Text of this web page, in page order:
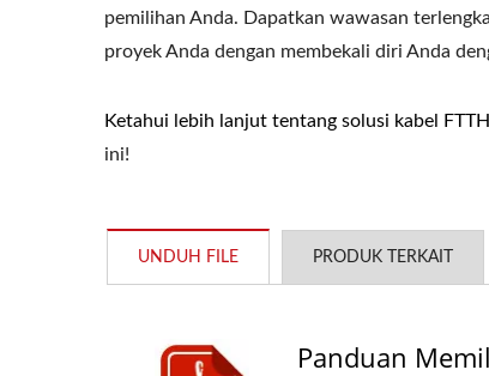
pemilihan Anda. Dapatkan wawasan
proyek Anda dengan membekali diri Anda
Ketahui lebih lanjut tentang solusi kabel FTTH
ini!
UNDUH FILE PRODUK TERKAIT
Panduan